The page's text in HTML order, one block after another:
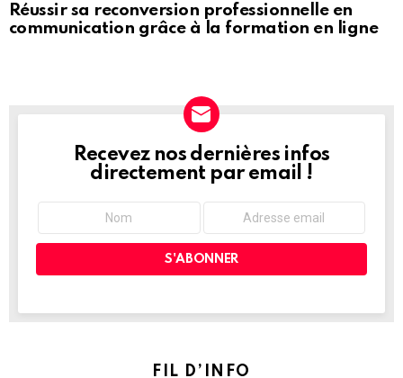
Réussir sa reconversion professionnelle en
communication grâce à la formation en ligne
NEWSLETTER
Recevez nos dernières infos
directement par email !
FIL D’INFO